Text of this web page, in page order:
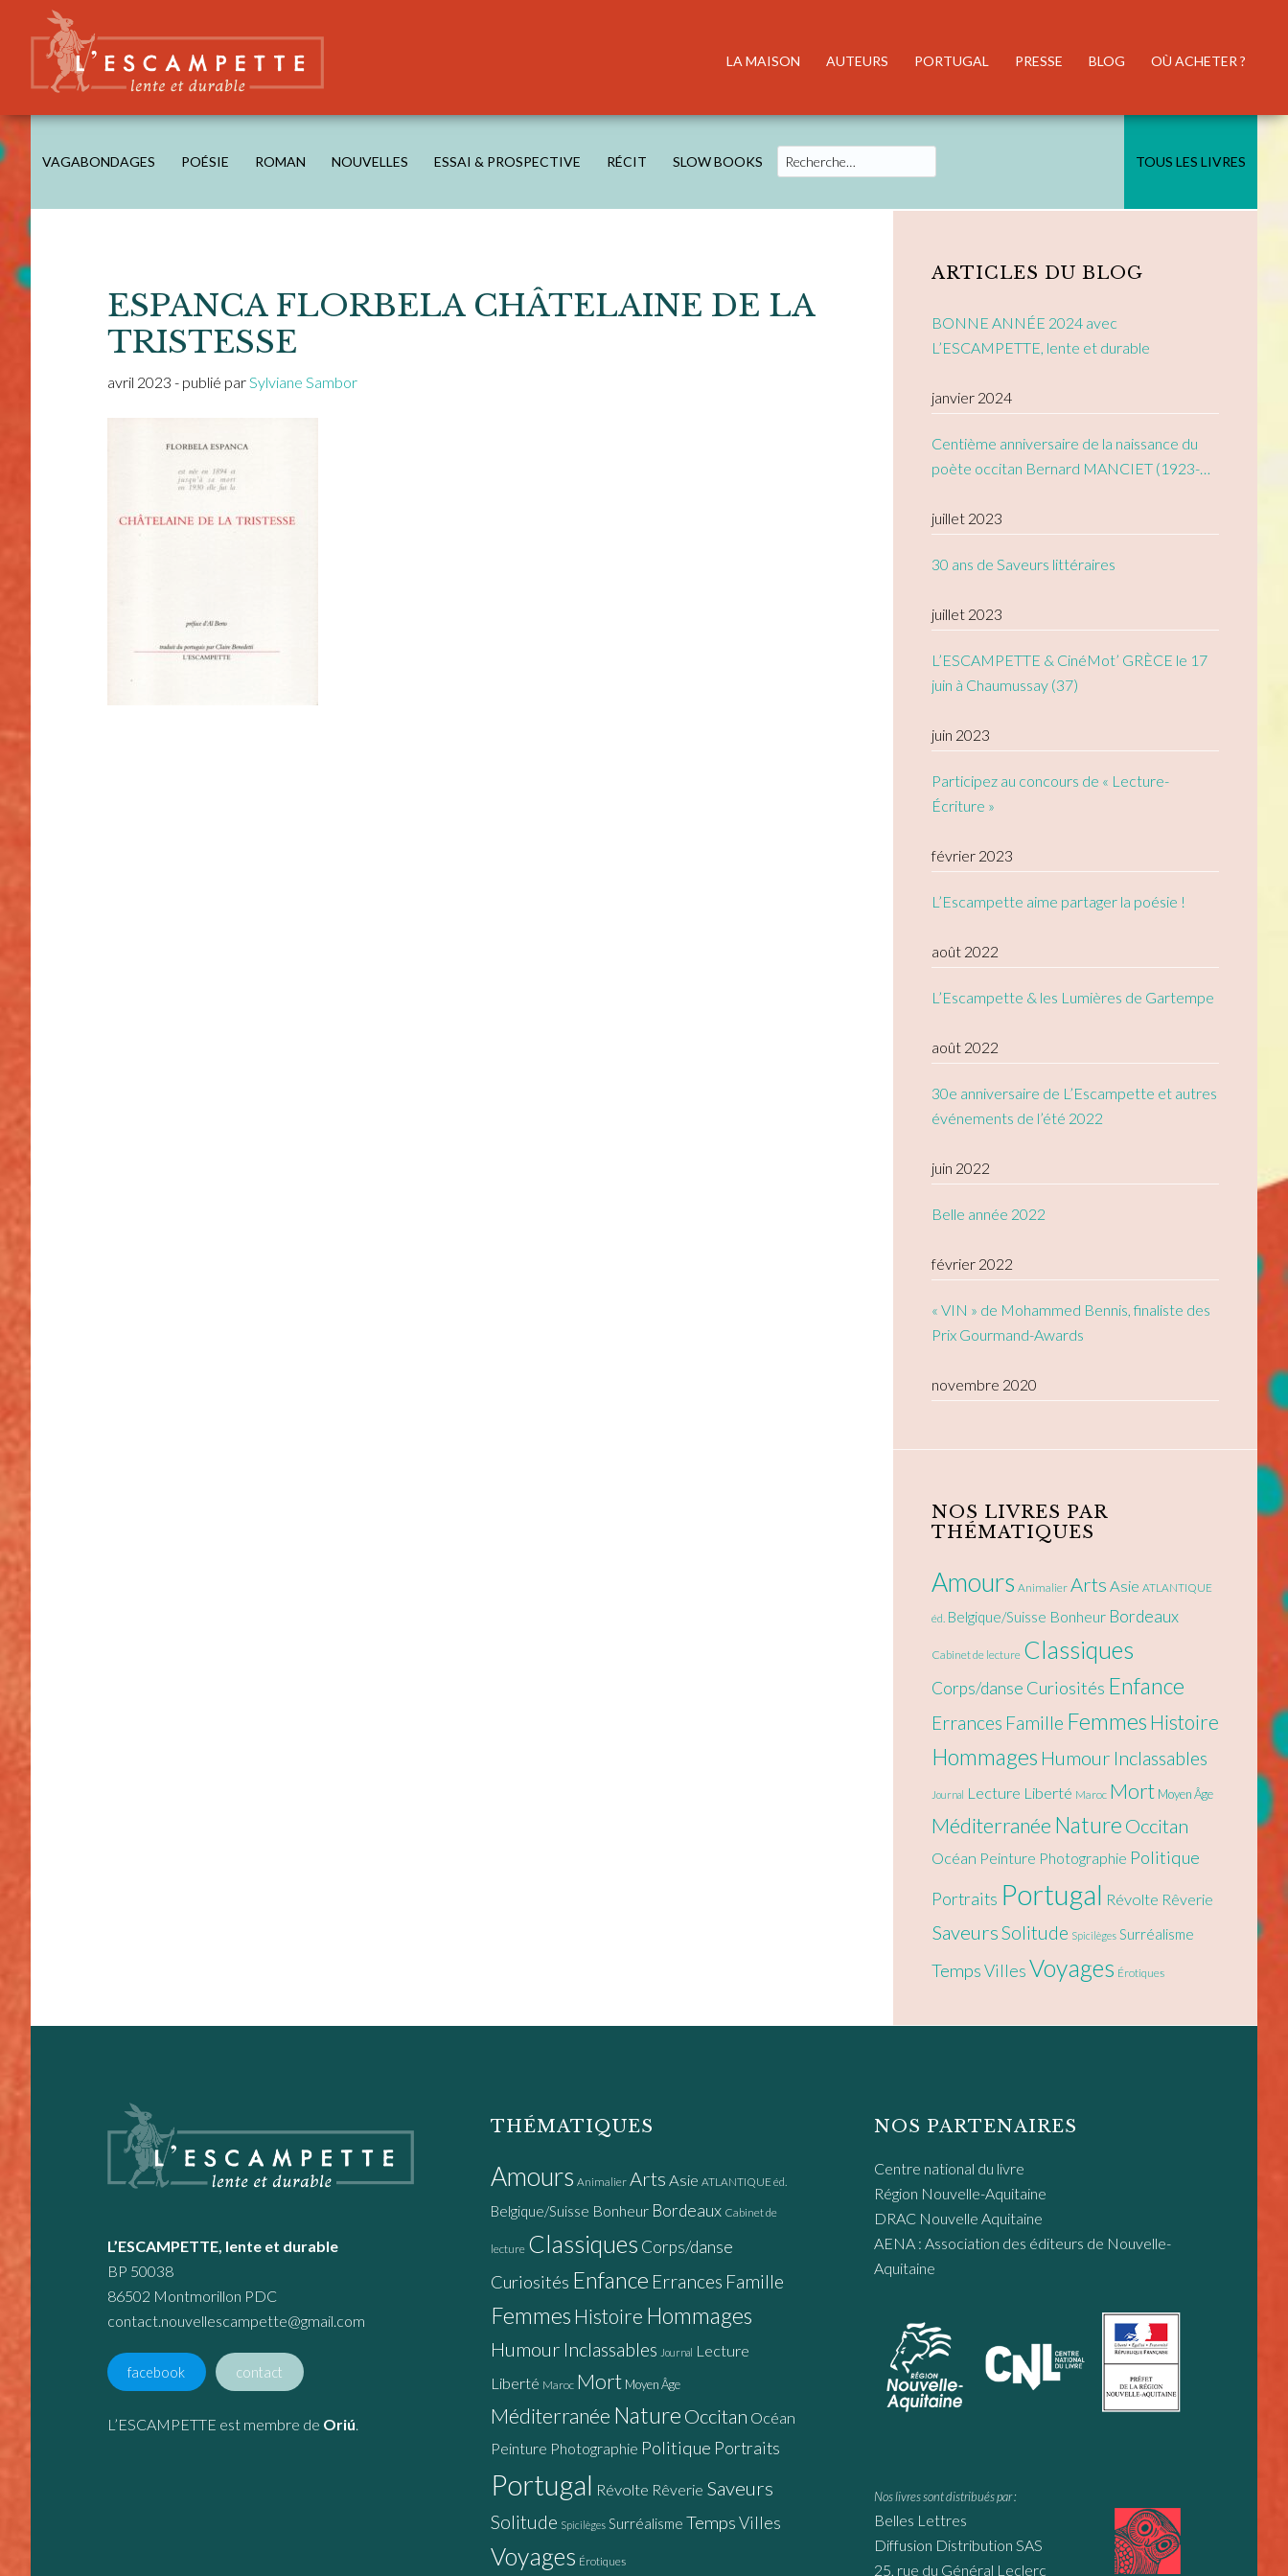
content
secondary
navigation
primary
sidebar
L'ESCAMPETTE
éditions lentes & durables
LA MAISON AUTEURS PORTUGAL PRESSE BLOG OÙ ACHETER ?
VAGABONDAGES POÉSIE ROMAN NOUVELLES ESSAI & PROSPECTIVE RÉCIT SLOW BOOKS
Search
TOUS LES LIVRES
ESPANCA FLORBELA CHÂTELAINE DE LA
TRISTESSE
avril 2023 - publié parSylviane Sambor
Sidebar
ARTICLES DU BLOG
BONNE ANNÉE 2024 avec
L’ESCAMPETTE, lente et durable
janvier 2024
Centième anniversaire de la naissance du
poète occitan Bernard MANCIET (1923-
juillet 2023
30 ans de Saveurs littéraires
juillet 2023
L’ESCAMPETTE & CinéMot’ GRÈCE le 17
juin à Chaumussay (37)
juin 2023
Participez au concours de « Lecture-
Écriture »
février 2023
L’Escampette aime partager la poésie !
août 2022
L’Escampette & les Lumières de Gartempe
août 2022
30e anniversaire de L’Escampette et autres
événements de l’été 2022
juin 2022
Belle année 2022
février 2022
« VIN » de Mohammed Bennis, finaliste des
Prix Gourmand-Awards
novembre 2020
NOS LIVRES PAR
THÉMATIQUES
Amours Animalier Arts Asie ATLANTIQUE
éd. Belgique/Suisse Bonheur Bordeaux
Cabinet de lecture Classiques
Corps/danse Curiosités Enfance
Errances Famille Femmes Histoire
Hommages Humour Inclassables
Journal Lecture Liberté Maroc Mort Moyen Âge
Méditerranée Nature Occitan
Océan Peinture Photographie Politique
Portraits Portugal Révolte Rêverie
SaveursSolitude Spicilèges Surréalisme
TempsVillesVoyages Érotiques
L’ESCAMPETTE, lente et durable
BP 50038
86502 Montmorillon PDC
contact.nouvellescampette@gmail.com
facebook contact
L’ESCAMPETTE est membre de Oriú.
THÉMATIQUES
Amours Animalier Arts Asie ATLANTIQUE éd.
Belgique/Suisse Bonheur Bordeaux Cabinet de
lecture Classiques Corps/danse
Curiosités Enfance Errances Famille
Femmes Histoire Hommages
Humour Inclassables Journal Lecture
Liberté Maroc Mort Moyen Âge
Méditerranée Nature Occitan Océan
Peinture Photographie Politique Portraits
Portugal Révolte Rêverie Saveurs
Solitude Spicilèges Surréalisme TempsVilles
Voyages Érotiques
NOS PARTENAIRES
Centre national du livre
Région Nouvelle-Aquitaine
DRAC Nouvelle Aquitaine
AENA : Association des éditeurs de Nouvelle-
Aquitaine
Nos livres sont distribués par :
Belles Lettres
Diffusion Distribution SAS
25, rue du Général Leclerc